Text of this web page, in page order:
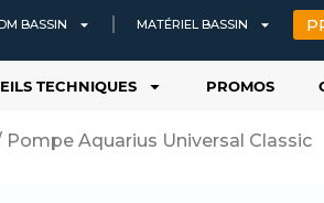
b
o
o
u
b
e i
BASSIN MATÉRIEL BASSIN
TECHNIQUES PROMOS
Pompe Aquarius Universal Classic